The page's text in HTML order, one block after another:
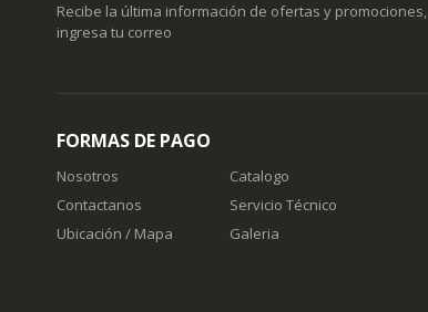
Recibe la última información de ofertas y promociones,
ingresa tu correo
FORMAS DE PAGO
Nosotros
Contactanos
Ubicación / Mapa
Catalogo
Servicio Técnico
Galeria